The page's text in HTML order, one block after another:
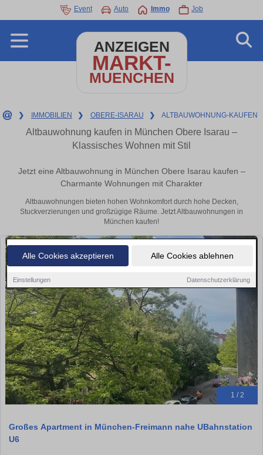
Alle Cookies akzeptieren Alle Cookies ablehnen
Einstellungen Datenschutzerklärung
Event Auto Immo Job
ANZEIGEN
MARKT-
MUENCHEN
❯ IMMOBILIEN ❯ OBERE-ISARAU ❯ ALTBAUWOHNUNG-KAUFEN
Altbauwohnung kaufen in München Obere Isarau –
Klassisches Wohnen mit Stil
Jetzt eine Altbauwohnung in München Obere Isarau kaufen –
Charmante Wohnungen mit Charakter
Altbauwohnungen bieten hohen Wohnkomfort durch hohe Decken,
Stuckverzierungen und großzügige Räume. Jetzt Altbauwohnungen in
München kaufen!
1 / 2
Großes Apartment in München-Freimann nahe UBahnstation
U6